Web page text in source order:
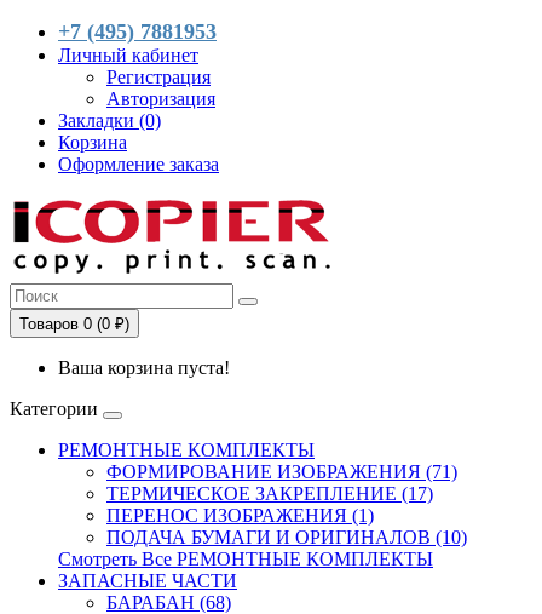
+7 (495) 7881953
Личный кабинет
Регистрация
Авторизация
Закладки (0)
Корзина
Оформление заказа
Товаров 0 (0 ₽)
Ваша корзина пуста!
Категории
РЕМОНТНЫЕ КОМПЛЕКТЫ
ФОРМИРОВАНИЕ ИЗОБРАЖЕНИЯ (71)
ТЕРМИЧЕСКОЕ ЗАКРЕПЛЕНИЕ (17)
ПЕРЕНОС ИЗОБРАЖЕНИЯ (1)
ПОДАЧА БУМАГИ И ОРИГИНАЛОВ (10)
Смотреть Все РЕМОНТНЫЕ КОМПЛЕКТЫ
ЗАПАСНЫЕ ЧАСТИ
БАРАБАН (68)